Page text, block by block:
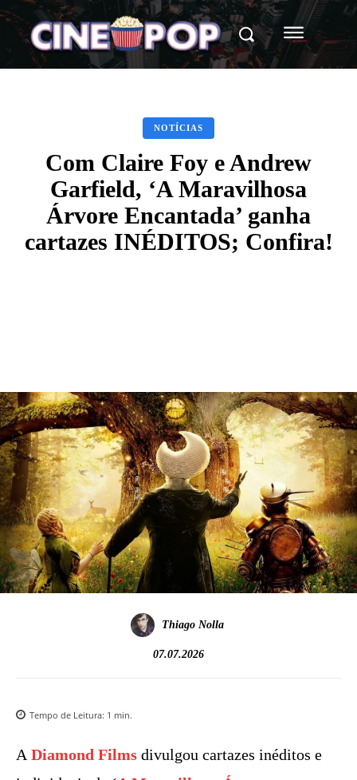
NOTÍCIAS
Com Claire Foy e Andrew
Garfield, ‘A Maravilhosa
Árvore Encantada’ ganha
cartazes INÉDITOS; Confira!
Thiago Nolla
07.07.2026
Tempo de Leitura: 1 min.
A Diamond Films divulgou cartazes inéditos e